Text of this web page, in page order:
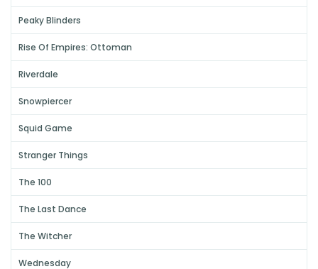
Peaky Blinders
Rise Of Empires: Ottoman
Riverdale
Snowpiercer
Squid Game
Stranger Things
The 100
The Last Dance
The Witcher
Wednesday